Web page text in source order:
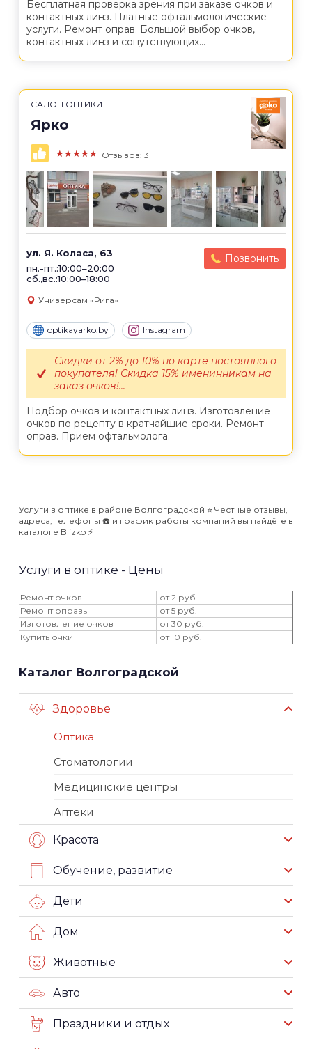
Бесплатная проверка зрения при заказе очков и
контактных линз. Платные офтальмологические
услуги. Ремонт оправ. Большой выбор очков,
контактных линз и сопутствующих...
САЛОН ОПТИКИ
Ярко
★★★★★ Отзывов: 3
ул. Я. Коласа, 63
пн.-пт.:10:00–20:00
сб.,вс.:10:00–18:00
Позвонить
Универсам «Рига»
optikayarko.by Instagram
Подбор очков и контактных линз. Изготовление
очков по рецепту в кратчайшие сроки. Ремонт
оправ. Прием офтальмолога.
Скидки от 2% до 10% по карте постоянного
покупателя! Скидка 15% именинникам на
заказ очков!...
Услуги в оптике в районе Волгоградской ⭐️ Честные отзывы,
адреса, телефоны ☎️ и график работы компаний вы найдёте в
каталоге Blizko ⚡️
Услуги в оптике - Цены
Ремонт очков
от 2 руб.
Ремонт оправы
от 5 руб.
Изготовление очков
от 30 руб.
Купить очки
от 10 руб.
Каталог Волгоградской
Здоровье
Оптика
Стоматологии
Медицинские центры
Аптеки
Красота
Обучение, развитие
Дети
Дом
Животные
Авто
Праздники и отдых